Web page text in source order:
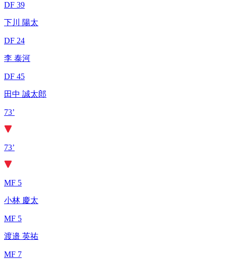
DF 39
下川 陽太
DF 24
李 泰河
DF 45
田中 誠太郎
73’
73’
MF 5
小林 慶太
MF 5
渡邉 英祐
MF 7